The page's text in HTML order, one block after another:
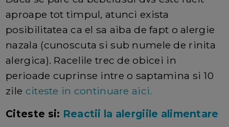
aproape tot timpul, atunci exista
posibilitatea ca el sa aiba de fapt o alergie
nazala (cunoscuta si sub numele de rinita
alergica). Racelile trec de obicei in
perioade cuprinse intre o saptamina si 10
zile citeste in continuare aici.
Citeste si: Reactii la alergiile alimentare